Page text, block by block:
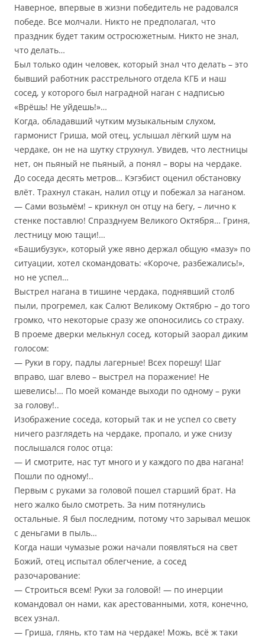
Наверное, впервые в жизни победитель не радовался
победе. Все молчали. Никто не предполагал, что
праздник будет таким остросюжетным. Никто не знал,
что делать…
Был только один человек, который знал что делать – это
бывший работник расстрельного отдела КГБ и наш
сосед, у которого был наградной наган с надписью
«Врёшь! Не уйдешь!»…
Когда, обладавший чутким музыкальным слухом,
гармонист Гриша, мой отец, услышал лёгкий шум на
чердаке, он не на шутку струхнул. Увидев, что лестницы
нет, он пьяный не пьяный, а понял – воры на чердаке.
До соседа десять метров… Кэгэбист оценил обстановку
влёт. Трахнул стакан, налил отцу и побежал за наганом.
— Сами возьмём! – крикнул он отцу на бегу, – лично к
стенке поставлю! Спразднуем Великого Октября… Гриня,
лестницу мою тащи!…
«Башибузук», который уже явно держал общую «мазу» по
ситуации, хотел скомандовать: «Короче, разбежались!»,
но не успел…
Выстрел нагана в тишине чердака, поднявший столб
пыли, прогремел, как Салют Великому Октябрю – до того
громко, что некоторые сразу же опоносились со страху.
В проеме дверки мелькнул сосед, который заорал диким
голосом:
— Руки в гору, падлы лагерные! Всех порешу! Шаг
вправо, шаг влево – выстрел на поражение! Не
шевелись!… По моей команде выходи по одному – руки
за голову!..
Изображение соседа, который так и не успел со свету
ничего разглядеть на чердаке, пропало, и уже снизу
послышался голос отца:
— И смотрите, нас тут много и у каждого по два нагана!
Пошли по одному!..
Первым с руками за головой пошел старший брат. На
него жалко было смотреть. За ним потянулись
остальные. Я был последним, потому что зарывал мешок
с деньгами в пыль…
Когда наши чумазые рожи начали появляться на свет
Божий, отец испытал облегчение, а сосед
разочарование:
— Строиться всем! Руки за головой! — по инерции
командовал он нами, как арестованными, хотя, конечно,
всех узнал.
— Гриша, глянь, кто там на чердаке! Можь, всё ж таки